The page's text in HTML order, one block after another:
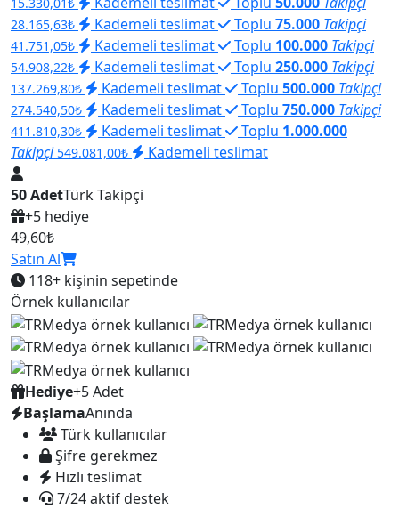
28.165,63₺ Kademeli teslimat Toplu 75.000 Takipçi
41.751,05₺ Kademeli teslimat Toplu 100.000 Takipçi
54.908,22₺ Kademeli teslimat Toplu 250.000 Takipçi
137.269,80₺ Kademeli teslimat Toplu 500.000 Takipçi
274.540,50₺ Kademeli teslimat Toplu 750.000 Takipçi
411.810,30₺ Kademeli teslimat Toplu 1.000.000
Takipçi 549.081,00₺ Kademeli teslimat
50 AdetTürk Takipçi
+5 hediye
49,60₺
Satın Al
118+ kişinin sepetinde
Örnek kullanıcılar
Hediye+5 Adet
BaşlamaAnında
Türk kullanıcılar
Şifre gerekmez
Hızlı teslimat
7/24 aktif destek